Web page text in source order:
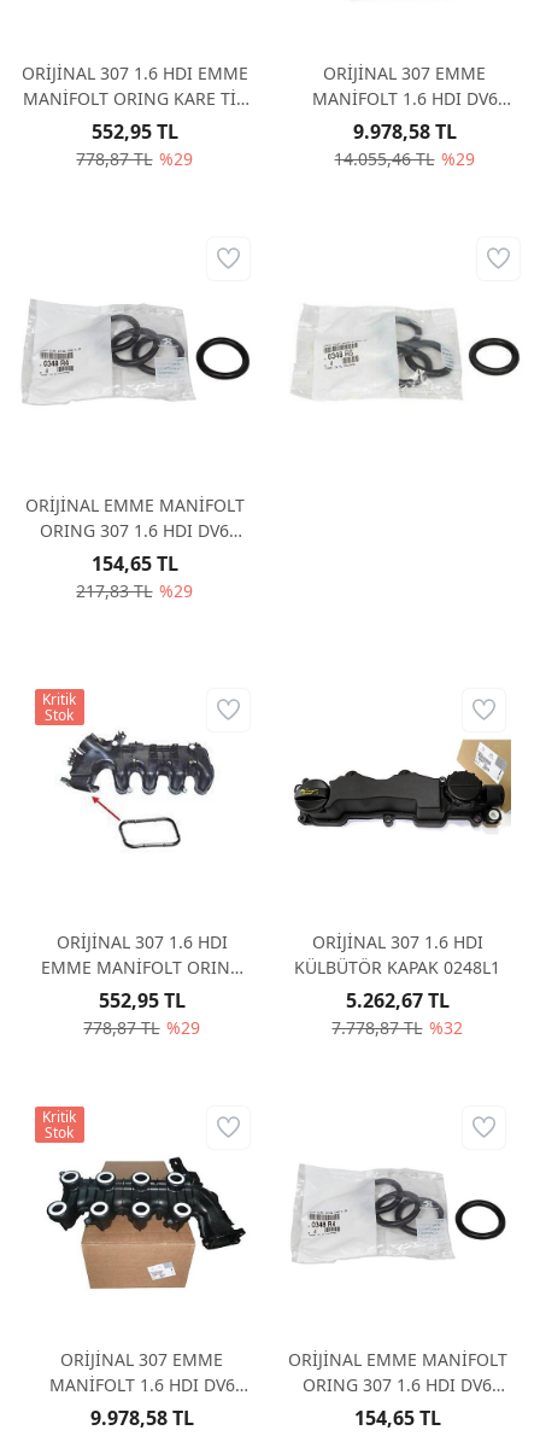
ORİJİNAL 307 1.6 HDI EMME
MANİFOLT ORING KARE TİP
0348S5
778,87 TL %29
552,95 TL
ORİJİNAL 307 EMME
MANİFOLT 1.6 HDI DV6
0361N3
14.055,46 TL %29
9.978,58 TL
ORİJİNAL EMME MANİFOLT
ORING 307 1.6 HDI DV6
(ADET) 0348R4
217,83 TL %29
154,65 TL
ORİJİNAL EMME MANİFOLT
ORING 307 1.6 HDI DV6
(ADET) 0348R5
151,63 TL
ORİJİNAL 307 1.6 HDI
EMME MANİFOLT ORING
KARE TİP 0348S5
778,87 TL %29
552,95 TL
Kritik
Stok
ORİJİNAL 307 1.6 HDI
KÜLBÜTÖR KAPAK 0248L1
7.778,87 TL %32
5.262,67 TL
ORİJİNAL 307 EMME
MANİFOLT 1.6 HDI DV6
0361N3
9.978,58 TL
Kritik
Stok
ORİJİNAL EMME MANİFOLT
ORING 307 1.6 HDI DV6
(ADET) 0348R4
154,65 TL